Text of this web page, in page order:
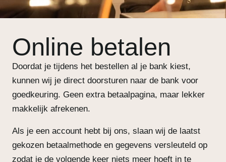
Online betalen
Doordat je tijdens het bestellen al je bank kiest,
kunnen wij je direct doorsturen naar de bank voor
goedkeuring. Geen extra betaalpagina, maar lekker
makkelijk afrekenen.
Als je een account hebt bij ons, slaan wij de laatst
gekozen betaalmethode en gegevens versleuteld op
zodat je de volgende keer niets meer hoeft in te